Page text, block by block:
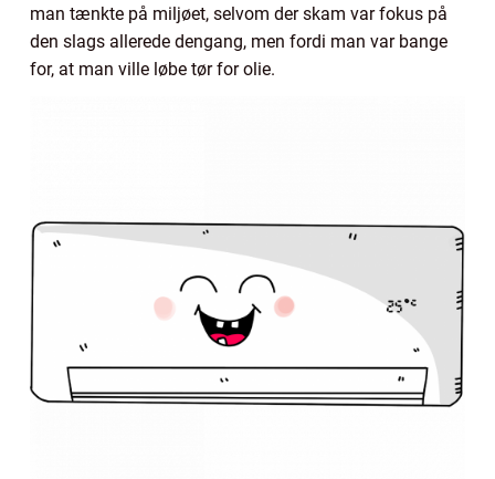
man tænkte på miljøet, selvom der skam var fokus på
den slags allerede dengang, men fordi man var bange
for, at man ville løbe tør for olie.